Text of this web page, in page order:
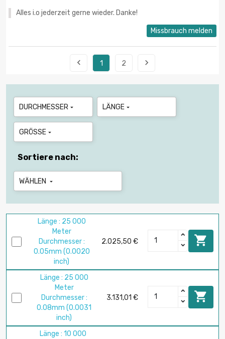
Alles i.o jederzeit gerne wieder. Danke!
Missbrauch melden
 1 2 
DURCHMESSER  LÄNGE 
GRÖSSE 
Sortiere nach:
WÄHLEN 
Länge : 25 000
Meter
Durchmesser :
0.05mm (0.0020
inch)
2.025,50 € 
Länge : 25 000
Meter
Durchmesser :
0.08mm (0.0031
inch)
3.131,01 € 
Länge : 10 000